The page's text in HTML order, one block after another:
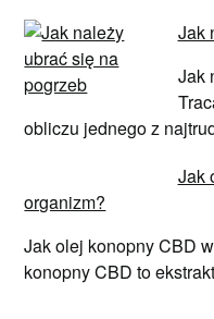
Jak
Jak
obliczu jednego z
Jak
organizm?
Jak olej konopny CBD
konopny CBD to